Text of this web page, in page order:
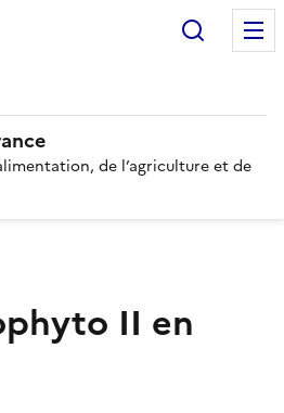
de l’agriculture et de
II en